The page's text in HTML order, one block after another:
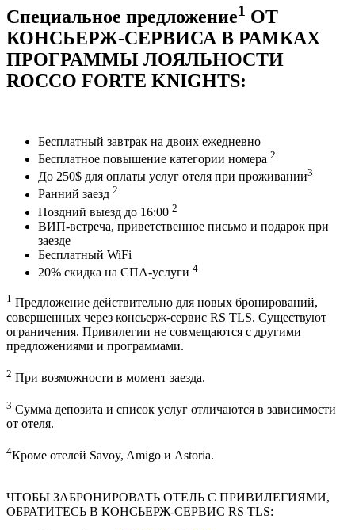
Специальное предложение1 ОТ
КОНСЬЕРЖ-СЕРВИСА В РАМКАХ
ПРОГРАММЫ ЛОЯЛЬНОСТИ
ROCCO FORTE KNIGHTS:
Бесплатный завтрак на двоих ежедневно
Бесплатное повышение категории номера 2
До 250$ для оплаты услуг отеля при проживании3
Ранний заезд 2
Поздний выезд до 16:00 2
ВИП-встреча, приветственное письмо и подарок при
заезде
Бесплатный WiFi
20% скидка на СПА-услуги 4
1 Предложение действительно для новых бронирований,
совершенных через консьерж-сервис RS TLS. Существуют
ограничения. Привилегии не совмещаются с другими
предложениями и программами.
2 При возможности в момент заезда.
3 Сумма депозита и список услуг отличаются в зависимости
от отеля.
4Кроме отелей Savoy, Amigo и Astoria.
ЧТОБЫ ЗАБРОНИРОВАТЬ ОТЕЛЬ С ПРИВИЛЕГИЯМИ,
ОБРАТИТЕСЬ В КОНСЬЕРЖ-СЕРВИС RS TLS: